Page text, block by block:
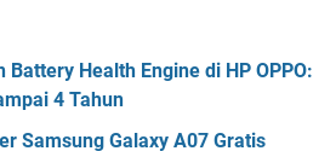
Health Engine di HP OPPO:
4 Tahun
Samsung Galaxy A07 Gratis